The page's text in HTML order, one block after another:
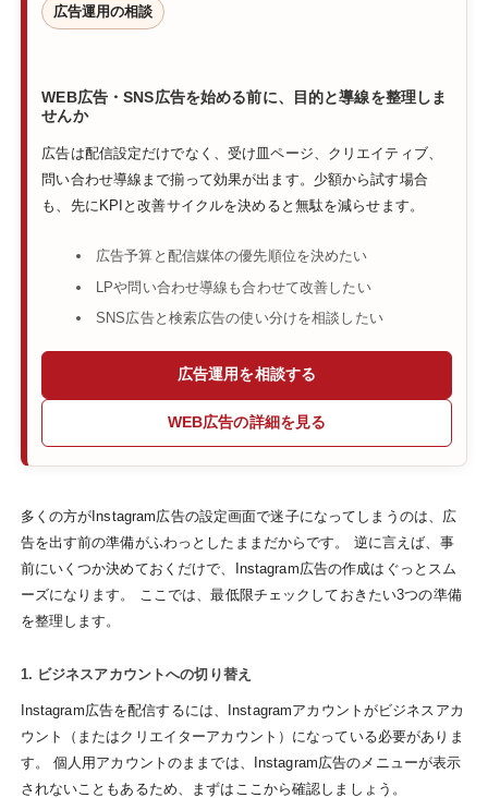
広告運用の相談
WEB広告・SNS広告を始める前に、目的と導線を整理しま
せんか
広告は配信設定だけでなく、受け皿ページ、クリエイティブ、
問い合わせ導線まで揃って効果が出ます。少額から試す場合
も、先にKPIと改善サイクルを決めると無駄を減らせます。
広告予算と配信媒体の優先順位を決めたい
LPや問い合わせ導線も合わせて改善したい
SNS広告と検索広告の使い分けを相談したい
広告運用を相談する
WEB広告の詳細を見る
多くの方がInstagram広告の設定画面で迷子になってしまうのは、広
告を出す前の準備がふわっとしたままだからです。 逆に言えば、事
前にいくつか決めておくだけで、Instagram広告の作成はぐっとスム
ーズになります。 ここでは、最低限チェックしておきたい3つの準備
を整理します。
1. ビジネスアカウントへの切り替え
Instagram広告を配信するには、Instagramアカウントがビジネスアカ
ウント（またはクリエイターアカウント）になっている必要がありま
す。 個人用アカウントのままでは、Instagram広告のメニューが表示
されないこともあるため、まずはここから確認しましょう。